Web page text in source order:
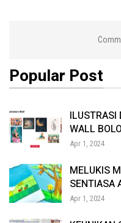
Popular Post
ILUSTRASI
WALL
Apr 1, 2024
MELUKIS
SENTIASA
Apr 1, 2024